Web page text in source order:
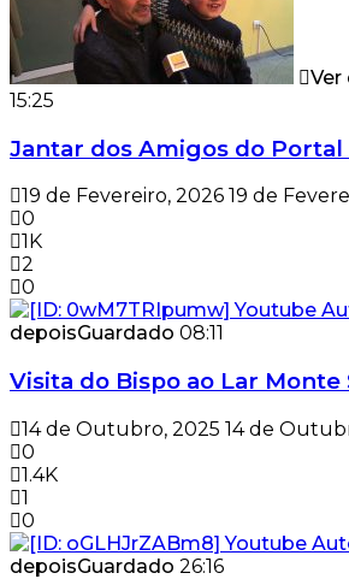
Ver
15:25
Jantar dos Amigos do Portal
19 de Fevereiro, 2026 19 de
0
1K
2
0
depoisGuardado 08:11
Visita do Bispo ao Lar Monte
14 de Outubro, 2025 14 de
0
1.4K
1
0
depoisGuardado 26:16